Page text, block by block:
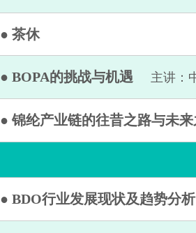
● 茶休
● BOPA的挑战与机遇 主讲：
● 锦纶产业链的往昔之路与未
● BDO行业发展现状及趋势分析